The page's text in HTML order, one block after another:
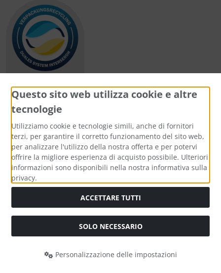
Metodi di pagamento
Media sociali
Modulo di recesso
Questo sito web utilizza cookie e altre
tecnologie
Utilizziamo cookie e tecnologie simili, anche di fornitori
terzi, per garantire il corretto funzionamento del sito web,
per analizzare l'utilizzo della nostra offerta e per potervi
offrire la migliore esperienza di acquisto possibile. Ulteriori
informazioni sono disponibili nella nostra informativa sulla
privacy.
ACCETTARE TUTTI
SOLO NECESSARIO
Personalizzazione delle impostazioni